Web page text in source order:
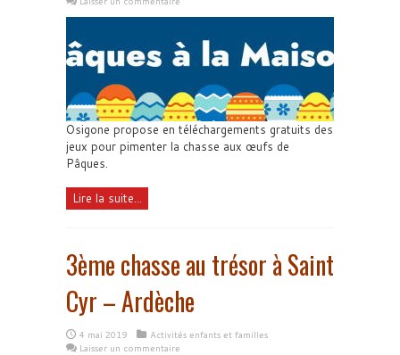
Osigone propose en téléchargements gratuits des
jeux pour pimenter la chasse aux œufs de
Pâques.
Lire la suite...
3ème chasse au trésor à Saint
Cyr – Ardèche
4 mai 2019
Activités enfants et familles
Laisser un commentaire